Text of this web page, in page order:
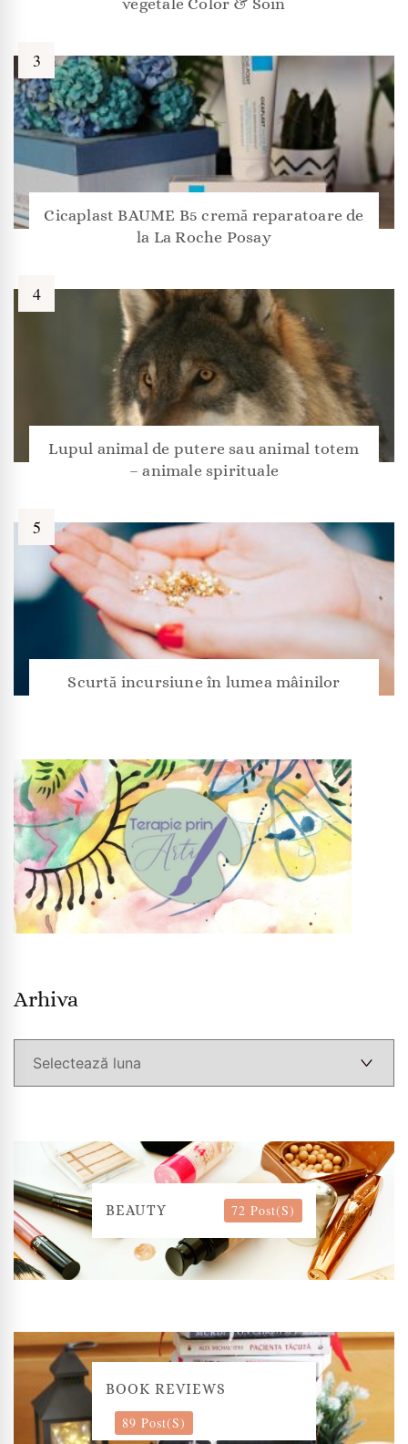
vegetale Color & Soin
Cicaplast BAUME B5 cremă reparatoare de
la La Roche Posay
Lupul animal de putere sau animal totem
– animale spirituale
Scurtă incursiune în lumea mâinilor
Arhiva
BEAUTY 72 Post(s)
BOOK REVIEWS
89 Post(s)